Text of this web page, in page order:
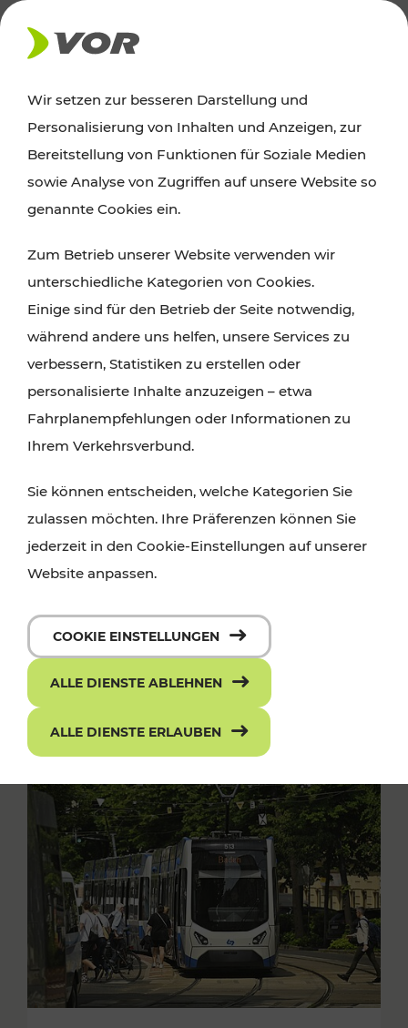
AKTUELLES
News
Alle wichtigen Meldungen zu Fahrplanänderungen,
finden Sie hier im Überblick.
Wir setzen zur besseren Darstellung und
Personalisierung von Inhalten und Anzeigen, zur
Bereitstellung von Funktionen für Soziale Medien
sowie Analyse von Zugriffen auf unsere Website so
genannte Cookies ein.
Zum Betrieb unserer Website verwenden wir
unterschiedliche Kategorien von Cookies.
Einige sind für den Betrieb der Seite notwendig,
während andere uns helfen, unsere Services zu
verbessern, Statistiken zu erstellen oder
personalisierte Inhalte anzuzeigen – etwa
Fahrplanempfehlungen oder Informationen zu
Ihrem Verkehrsverbund.
Sie können entscheiden, welche Kategorien Sie
zulassen möchten. Ihre Präferenzen können Sie
jederzeit in den Cookie-Einstellungen auf unserer
Website anpassen.
COOKIE EINSTELLUNGEN
ALLE DIENSTE ABLEHNEN
ALLE DIENSTE ERLAUBEN